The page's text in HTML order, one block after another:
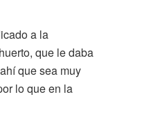
a la
que le daba
que sea muy
lo que en la